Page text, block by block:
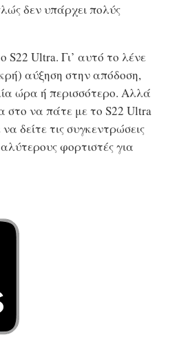
δεν υπάρχει πολύς
S22 Ultra. Γι’ αυτό το λένε
αύξηση στην απόδοση,
ώρα ή περισσότερο. Αλλά
στο να πάτε με το S22 Ultra
δείτε τις συγκεντρώσεις
φορτιστές για